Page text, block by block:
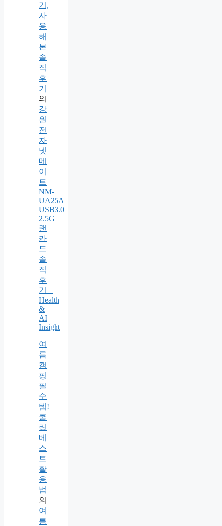
기,
사
용
해
본
솔
직
후
기
의
강
원
전
자
넷
메
이
트
NM-
UA25A
USB3.0
2.5G
랜
카
드
솔
직
후
기 –
Health
&
AI
Insight
여
름
캠
핑
필
수
템!
쿨
링
베
스
트
활
용
법
의
여
름